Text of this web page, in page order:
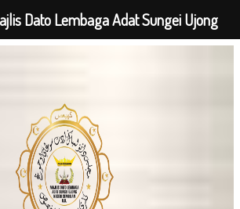
Dato Lembaga Adat Sungei Ujong